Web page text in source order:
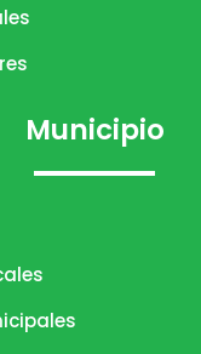
Municipio